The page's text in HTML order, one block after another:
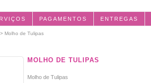
PAGAMENTOS ENTREGAS
> Molho de Tulipas
MOLHO DE TULIPAS
Molho de Tulipas